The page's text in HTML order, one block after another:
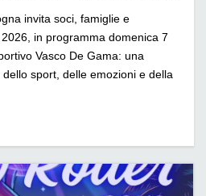
invita soci, famiglie e
in programma domenica 7
Vasco De Gama: una
sport, delle emozioni e della